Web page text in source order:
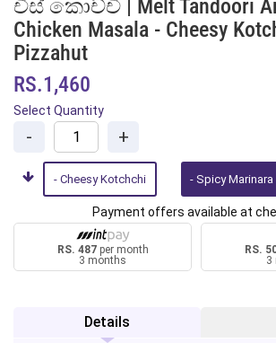
චීස් කොච්චි | Melt Tandoori
Chicken Masala - Cheesy
Pizzahut
RS.1,460
Select Quantity
- +
- Cheesy Kotchchi - Spicy Marinara
Payment offers available at
RS. 487per month
3 months
RS.
3
Details